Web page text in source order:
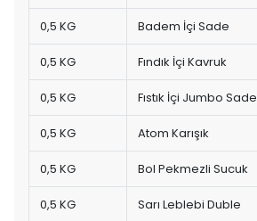
0,5 KG Badem İçi Sade
0,5 KG Fındık İçi Kavruk
0,5 KG Fıstık İçi Jumbo Sade
0,5 KG Atom Karışık
0,5 KG Bol Pekmezli Sucuk
0,5 KG Sarı Leblebi Duble